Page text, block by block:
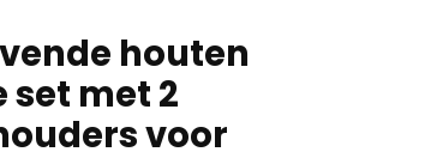
houten
met 2
voor